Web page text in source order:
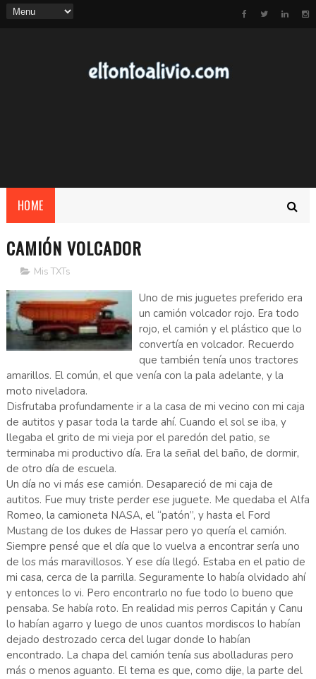
HOME
CAMIÓN VOLCADOR
Mis TXTs
Uno de mis juguetes preferido era
un camión volcador rojo. Era todo
rojo, el camión y el plástico que lo
convertía en volcador. Recuerdo
que también tenía unos tractores
amarillos. El común, el que venía con la pala adelante, y la
moto niveladora.
Disfrutaba profundamente ir a la casa de mi vecino con mi caja
de autitos y pasar toda la tarde ahí. Cuando el sol se iba, y
llegaba el grito de mi vieja por el paredón del patio, se
terminaba mi productivo día. Era la señal del baño, de dormir,
de otro día de escuela.
Un día no vi más ese camión. Desapareció de mi caja de
autitos. Fue muy triste perder ese juguete. Me quedaba el Alfa
Romeo, la camioneta NASA, el “patón”, y hasta el Ford
Mustang de los dukes de Hassar pero yo quería el camión.
Siempre pensé que el día que lo vuelva a encontrar sería uno
de los más maravillosos. Y ese día llegó. Estaba en el patio de
mi casa, cerca de la parrilla. Seguramente lo había olvidado ahí
y entonces lo vi. Pero encontrarlo no fue todo lo bueno que
pensaba. Se había roto. En realidad mis perros Capitán y Canu
lo habían agarro y luego de unos cuantos mordiscos lo habían
dejado destrozado cerca del lugar donde lo habían
encontrado. La chapa del camión tenía sus abolladuras pero
más o menos aguanto. El tema es que, como dije, la parte del